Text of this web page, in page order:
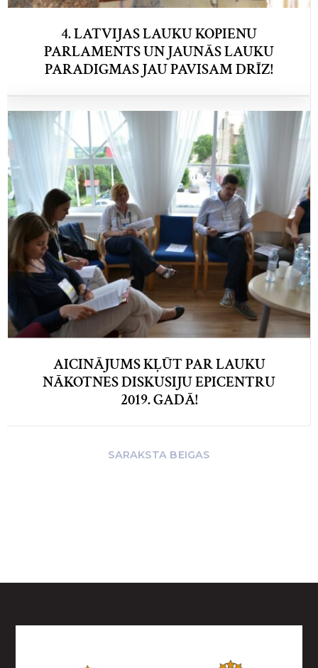
4. LATVIJAS LAUKU KOPIENU
PARLAMENTS UN JAUNĀS LAUKU
PARADIGMAS JAU PAVISAM DRĪZ!
AICINĀJUMS KĻŪT PAR LAUKU
NĀKOTNES DISKUSIJU EPICENTRU
2019. GADĀ!
SARAKSTA BEIGAS